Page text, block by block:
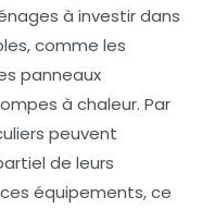
à investir dans
comme les
panneaux
à chaleur. Par
peuvent
de leurs
équipements, ce